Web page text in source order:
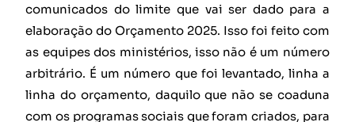
comunicados do limite que vai ser dado para a
elaboração do Orçamento 2025. Isso foi feito com
as equipes dos ministérios, isso não é um número
arbitrário. É um número que foi levantado, linha a
linha do orçamento, daquilo que não se coaduna
com os programas sociais que foram criados, para